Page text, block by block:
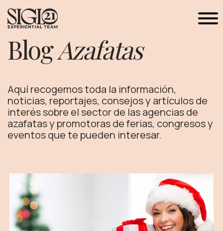
BlogAzafatas
Aquí recogemos toda la información,
noticias, reportajes, consejos y artículos de
interés sobre el sector de las agencias de
azafatas y promotoras de ferias, congresos y
eventos que te pueden interesar.